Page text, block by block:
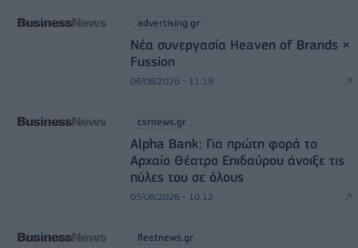
advertising.gr
Νέα συνεργασία Heaven of Brands ×
Fussion
06/08/2026 - 11:19
csrnews.gr
Alpha Bank: Για πρώτη φορά το
Αρχαίο Θέατρο Επιδαύρου άνοιξε τις
πύλες του σε όλους
05/08/2026 - 10:12
fleetnews.gr